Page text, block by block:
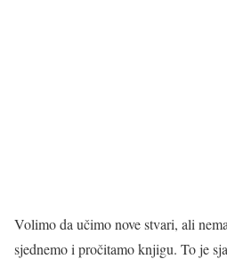
Volimo da učimo nove stvari, ali
sjednemo i pročitamo knjigu. To je